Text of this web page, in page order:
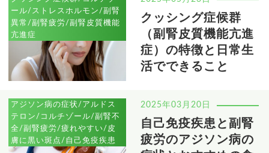
ール/ストレスホルモン/副腎
異常/副腎疲労/副腎皮質機能
亢進症
クッシング症候群
（副腎皮質機能亢進
症）の特徴と日常生
活でできること
アジソン病の症状/アルドス
テロン/コルチゾール/副腎不
全/副腎疲労/疲れやすい/皮
膚に黒い斑点/自己免疫疾患
2025年03月20日
自己免疫疾患と副腎
疲労のアジソン病の